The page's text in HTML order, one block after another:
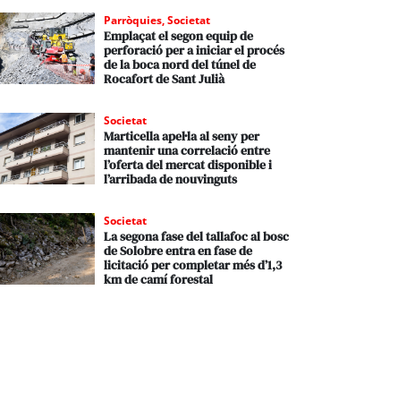
Parròquies,Societat
Emplaçat el segon equip de
perforació per a iniciar el procés
de la boca nord del túnel de
Rocafort de Sant Julià
Societat
Marticella apel·la al seny per
mantenir una correlació entre
l’oferta del mercat disponible i
l’arribada de nouvinguts
Societat
La segona fase del tallafoc al bosc
de Solobre entra en fase de
licitació per completar més d’1,3
km de camí forestal